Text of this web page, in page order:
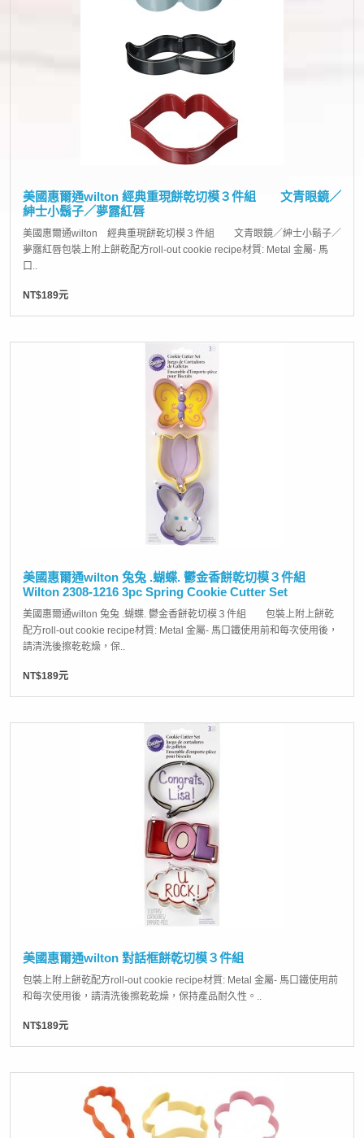
美國惠爾通wilton 經典重現餅乾切模３件組 文青眼鏡／
紳士小鬍子／夢露紅唇
美國惠爾通wilton 經典重現餅乾切模３件組 文青眼鏡／紳士小鬍子／
夢露紅唇包裝上附上餅乾配方roll-out cookie recipe材質: Metal 金屬- 馬
口..
NT$189元
美國惠爾通wilton 兔兔 .蝴蝶. 鬱金香餅乾切模３件組
Wilton 2308-1216 3pc Spring Cookie Cutter Set
美國惠爾通wilton 兔兔 .蝴蝶. 鬱金香餅乾切模３件組 包裝上附上餅乾
配方roll-out cookie recipe材質: Metal 金屬- 馬口鐵使用前和每次使用後，
請清洗後擦乾乾燥，保..
NT$189元
美國惠爾通wilton 對話框餅乾切模３件組
包裝上附上餅乾配方roll-out cookie recipe材質: Metal 金屬- 馬口鐵使用前
和每次使用後，請清洗後擦乾乾燥，保持產品耐久性。..
NT$189元